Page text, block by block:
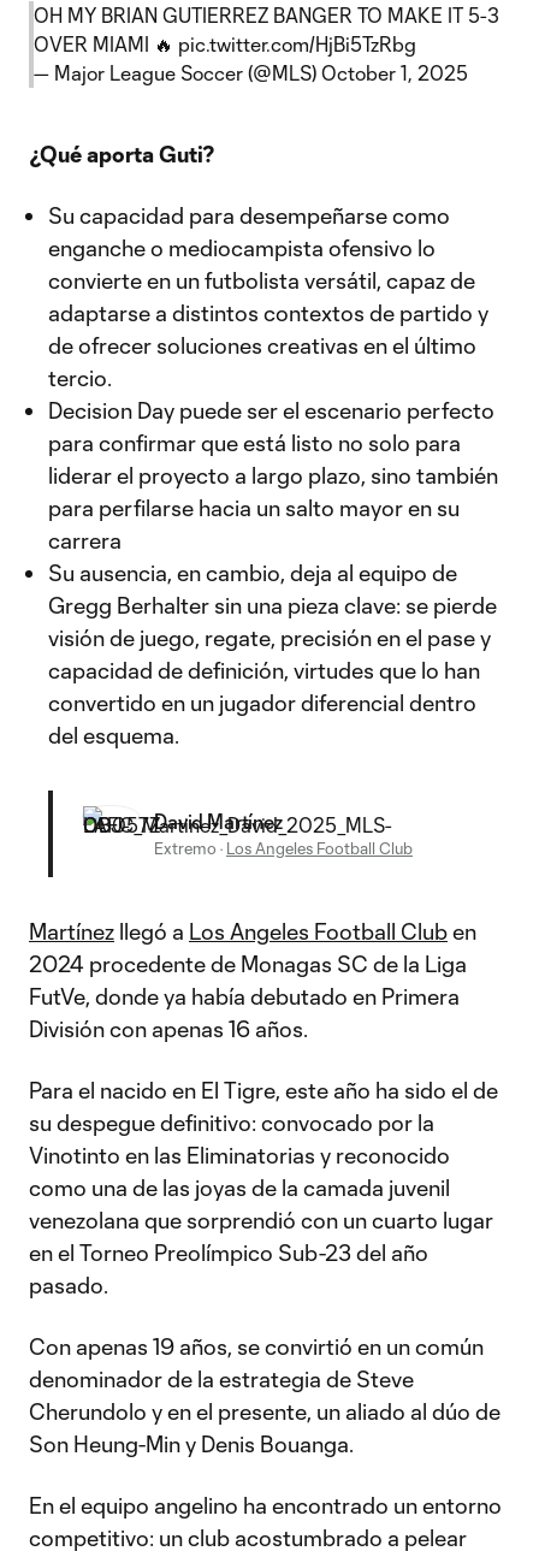
OH MY BRIAN GUTIERREZ BANGER TO MAKE IT 5-3
OVER MIAMI 🔥 pic.twitter.com/HjBi5TzRbg
— Major League Soccer (@MLS) October 1, 2025
¿Qué aporta Guti?
Su capacidad para desempeñarse como
enganche o mediocampista ofensivo lo
convierte en un futbolista versátil, capaz de
adaptarse a distintos contextos de partido y
de ofrecer soluciones creativas en el último
tercio.
Decision Day puede ser el escenario perfecto
para confirmar que está listo no solo para
liderar el proyecto a largo plazo, sino también
para perfilarse hacia un salto mayor en su
carrera
Su ausencia, en cambio, deja al equipo de
Gregg Berhalter sin una pieza clave: se pierde
visión de juego, regate, precisión en el pase y
capacidad de definición, virtudes que lo han
convertido en un jugador diferencial dentro
del esquema.
David Martínez
Extremo · Los Angeles Football Club
Martínez llegó a Los Angeles Football Cluben
2024 procedente de Monagas SC de la Liga
FutVe, donde ya había debutado en Primera
División con apenas 16 años.
Para el nacido en El Tigre, este año ha sido el de
su despegue definitivo: convocado por la
Vinotinto en las Eliminatorias y reconocido
como una de las joyas de la camada juvenil
venezolana que sorprendió con un cuarto lugar
en el Torneo Preolímpico Sub-23 del año
pasado.
Con apenas 19 años, se convirtió en un común
denominador de la estrategia de Steve
Cherundolo y en el presente, un aliado al dúo de
Son Heung-Min y Denis Bouanga.
En el equipo angelino ha encontrado un entorno
competitivo: un club acostumbrado a pelear